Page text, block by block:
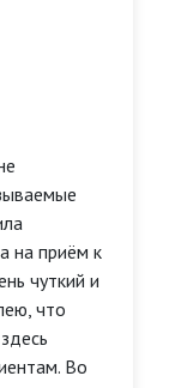
на приём к
чуткий и
что
Во